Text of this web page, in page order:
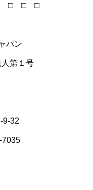
□ □ □
パン
第１号
9-32